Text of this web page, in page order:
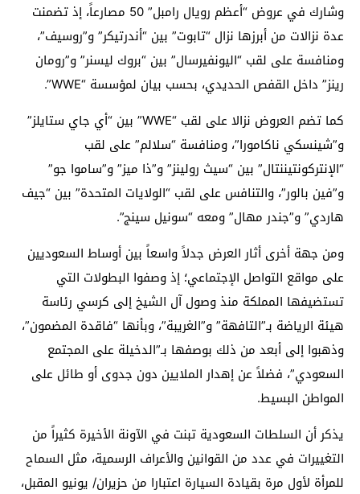
وشارك في عروض “أعظم رويال رامبل” 50 مصارعاً، إذ تضمنت
عدة نزالات من أبرزها نزال “تابوت” بين “أندرتيكر” و”روسيف”،
ومنافسة على لقب “اليونفيرسال” بين “بروك ليسنر” و”رومان
رينز” داخل القفص الحديدي، بحسب بيان لمؤسسة “WWE”.
كما تضم العروض نزالا على لقب “WWE” بين “أي جاي ستايلز”
و”شينسكي ناكامورا”، ومنافسة “سلالم” على لقب
“الإنتركونتيننتال” بين “سيث رولينز” و”ذا ميز” و”ساموا جو”
و”فين بالور”، والتنافس على لقب “الولايات المتحدة” بين “جيف
هاردي” و”جندر مهال” ومعه “سونيل سينج”.
ومن جهة أخرى أثار العرض جدلاً واسعاً بين أوساط السعوديين
على مواقع التواصل الإجتماعي؛ إذ وصفوا البطولات التي
تستضيفها المملكة منذ وصول آل الشيخ إلى كرسي رئاسة
هيئة الرياضة بـ”التافهة” و”الغريبة”، وبأنها “فاقدة المضمون”،
وذهبوا إلى أبعد من ذلك بوصفها بـ”الدخيلة على المجتمع
السعودي”، فضلاً عن إهدار الملايين دون جدوى أو طائل على
المواطن البسيط.
يذكر أن السلطات السعودية تبنت في الآونة الأخيرة كثيراً من
التغييرات في عدد من القوانين والأعراف الرسمية، مثل السماح
للمرأة لأول مرة بقيادة السيارة اعتبارا من حزيران/ يونيو المقبل،